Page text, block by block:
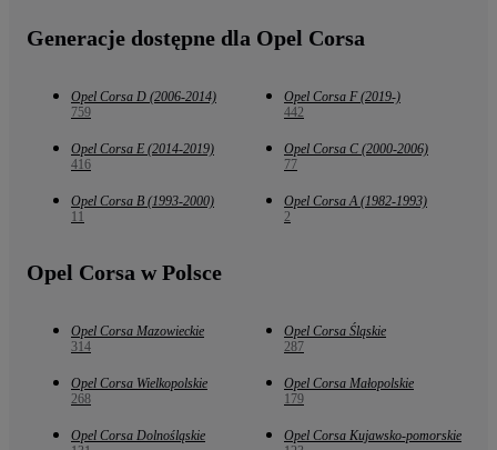
Generacje dostępne dla Opel Corsa
Opel Corsa D (2006-2014)
759
Opel Corsa F (2019-)
442
Opel Corsa E (2014-2019)
416
Opel Corsa C (2000-2006)
77
Opel Corsa B (1993-2000)
11
Opel Corsa A (1982-1993)
2
Opel Corsa w Polsce
Opel Corsa Mazowieckie
314
Opel Corsa Śląskie
287
Opel Corsa Wielkopolskie
268
Opel Corsa Małopolskie
179
Opel Corsa Dolnośląskie
Opel Corsa Kujawsko-pomorskie